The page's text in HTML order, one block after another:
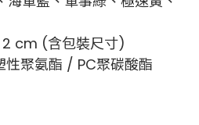
2 cm (含包裝尺寸)
聚氨酯 / PC聚碳酸酯